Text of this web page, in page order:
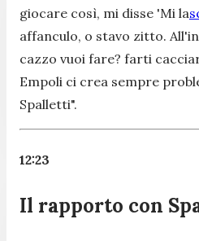
giocare così, mi disse 'Mi la
affanculo, o stavo zitto.
cazzo vuoi fare? farti
Empoli ci crea sempre
Spalletti".
12:23
Il rapporto con